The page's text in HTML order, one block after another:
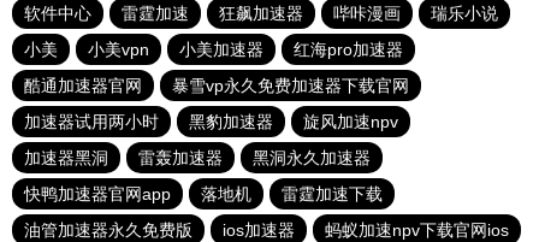
软件中心
雷霆加速 狂飙加速器 哔咔漫画
瑞乐小说
小美
小美vpn 小美加速器
红海pro加速器
酷通加速器官网
暴雪vp永久免费加速器下载官网
加速器试用两小时
黑豹加速器
旋风加速npv
加速器黑洞
雷轰加速器
黑洞永久加速器
快鸭加速器官网app
落地机
雷霆加速下载
油管加速器永久免费版
ios加速器
蚂蚁加速npv下载官网ios